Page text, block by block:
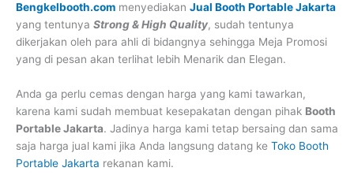
Bengkelbooth.com menyediakan Jual Booth Portable Jakarta
yang tentunya Strong & High Quality, sudah tentunya
dikerjakan oleh para ahli di bidangnya sehingga Meja Promosi
yang di pesan akan terlihat lebih Menarik dan Elegan.
Anda ga perlu cemas dengan harga yang kami tawarkan,
karena kami sudah membuat kesepakatan dengan pihak Booth
Portable Jakarta. Jadinya harga kami tetap bersaing dan sama
saja harga jual kami jika Anda langsung datang ke Toko Booth
Portable Jakarta rekanan kami.